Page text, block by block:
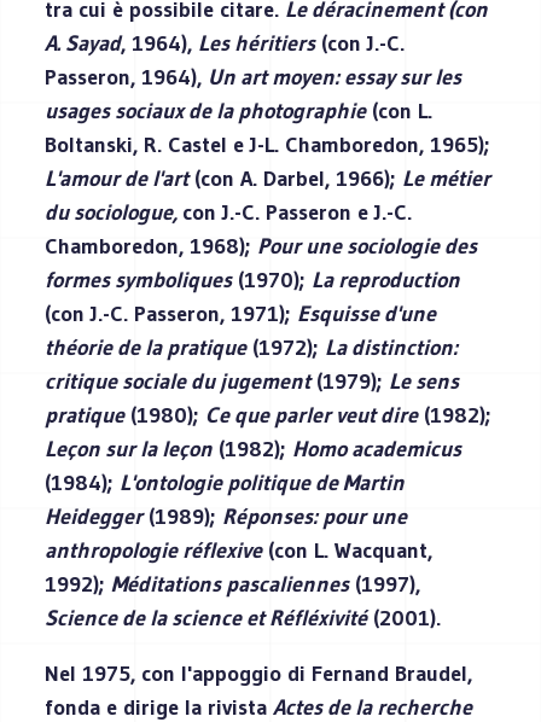
tra cui è possibile citare. Le déracinement (con
A. Sayad, 1964), Les héritiers(con J.-C.
Passeron, 1964), Un art moyen: essay sur les
usages sociaux de la photographie(con L.
Boltanski, R. Castel e J-L. Chamboredon, 1965);
L'amour de l'art(con A. Darbel, 1966); Le métier
du sociologue, con J.-C. Passeron e J.-C.
Chamboredon, 1968); Pour une sociologie des
formes symboliques(1970); La reproduction
(con J.-C. Passeron, 1971); Esquisse d'une
théorie de la pratique(1972); La distinction:
critique sociale du jugement(1979); Le sens
pratique(1980); Ce que parler veut dire(1982);
Leçon sur la leçon (1982); Homo academicus
(1984); L'ontologie politique de Martin
Heidegger(1989); Réponses: pour une
anthropologie réflexive(con L. Wacquant,
1992);Méditations pascaliennes(1997),
Science de la science et Réfléxivité(2001).
Nel 1975, con l'appoggio di Fernand Braudel,
fonda e dirige la rivistaActes de la recherche